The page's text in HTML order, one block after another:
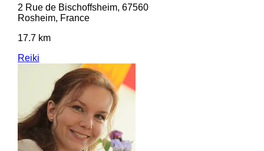
2 Rue de Bischoffsheim, 67560
Rosheim, France
17.7 km
Reiki